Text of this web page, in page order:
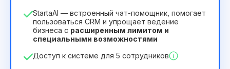
Срок действия лицензии
12 Months(скидка -25%) Выгодный
349₴ 244₴/месяц
StartaAI — встроенный чат-помощник, помогает
пользоваться CRM и упрощает ведение
бизнеса с расширенным лимитом и
специальными возможностями
Доступ к системе для 5 сотрудников